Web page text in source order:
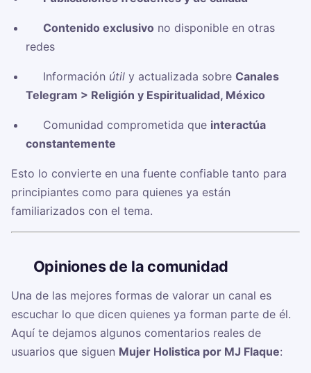
Contenido exclusivo no disponible en otras
redes
✅ Información útily actualizada sobre Canales
Telegram > Religión y Espiritualidad, México
✅ Comunidad comprometida que interactúa
constantemente
Esto lo convierte en una fuente confiable tanto para
principiantes como para quienes ya están
familiarizados con el tema.
Opiniones de la comunidad
Una de las mejores formas de valorar un canal es
escuchar lo que dicen quienes ya forman parte de él.
Aquí te dejamos algunos comentarios reales de
usuarios que siguen Mujer Holistica por MJ Flaque: